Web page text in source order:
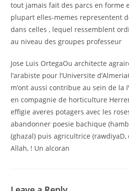
tout jamais fait des parcs en forme
plupart elles-memes representent
dans celles , lequel ressemblent
au niveau des groupes professeur
Jose Luis OrtegaOu architecte
l’arabiste pour l’Universite
m’ont aussi contribue au sein de la
en compagnie de horticulture
effigie averes potagers avec les
abandonner poesie bachique
(ghazal) puis agricultrice
Allah, ! Un alcoran